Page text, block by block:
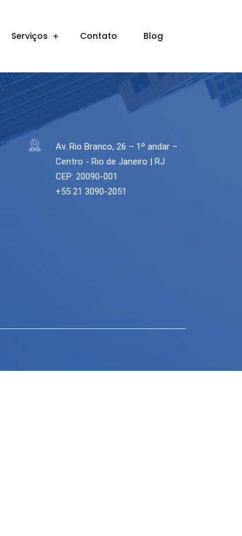
Serviços Contato Blog
Av. Rio Branco, 26 – 1º andar –
Centro - Rio de Janeiro | RJ
CEP: 20090-001
+55 21 3090-2051